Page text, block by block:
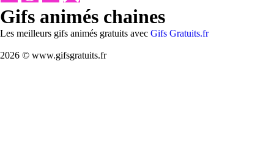
Gifs animés chaines
Les meilleurs gifs animés gratuits avec Gifs Gratuits.fr
2026 © www.gifsgratuits.fr